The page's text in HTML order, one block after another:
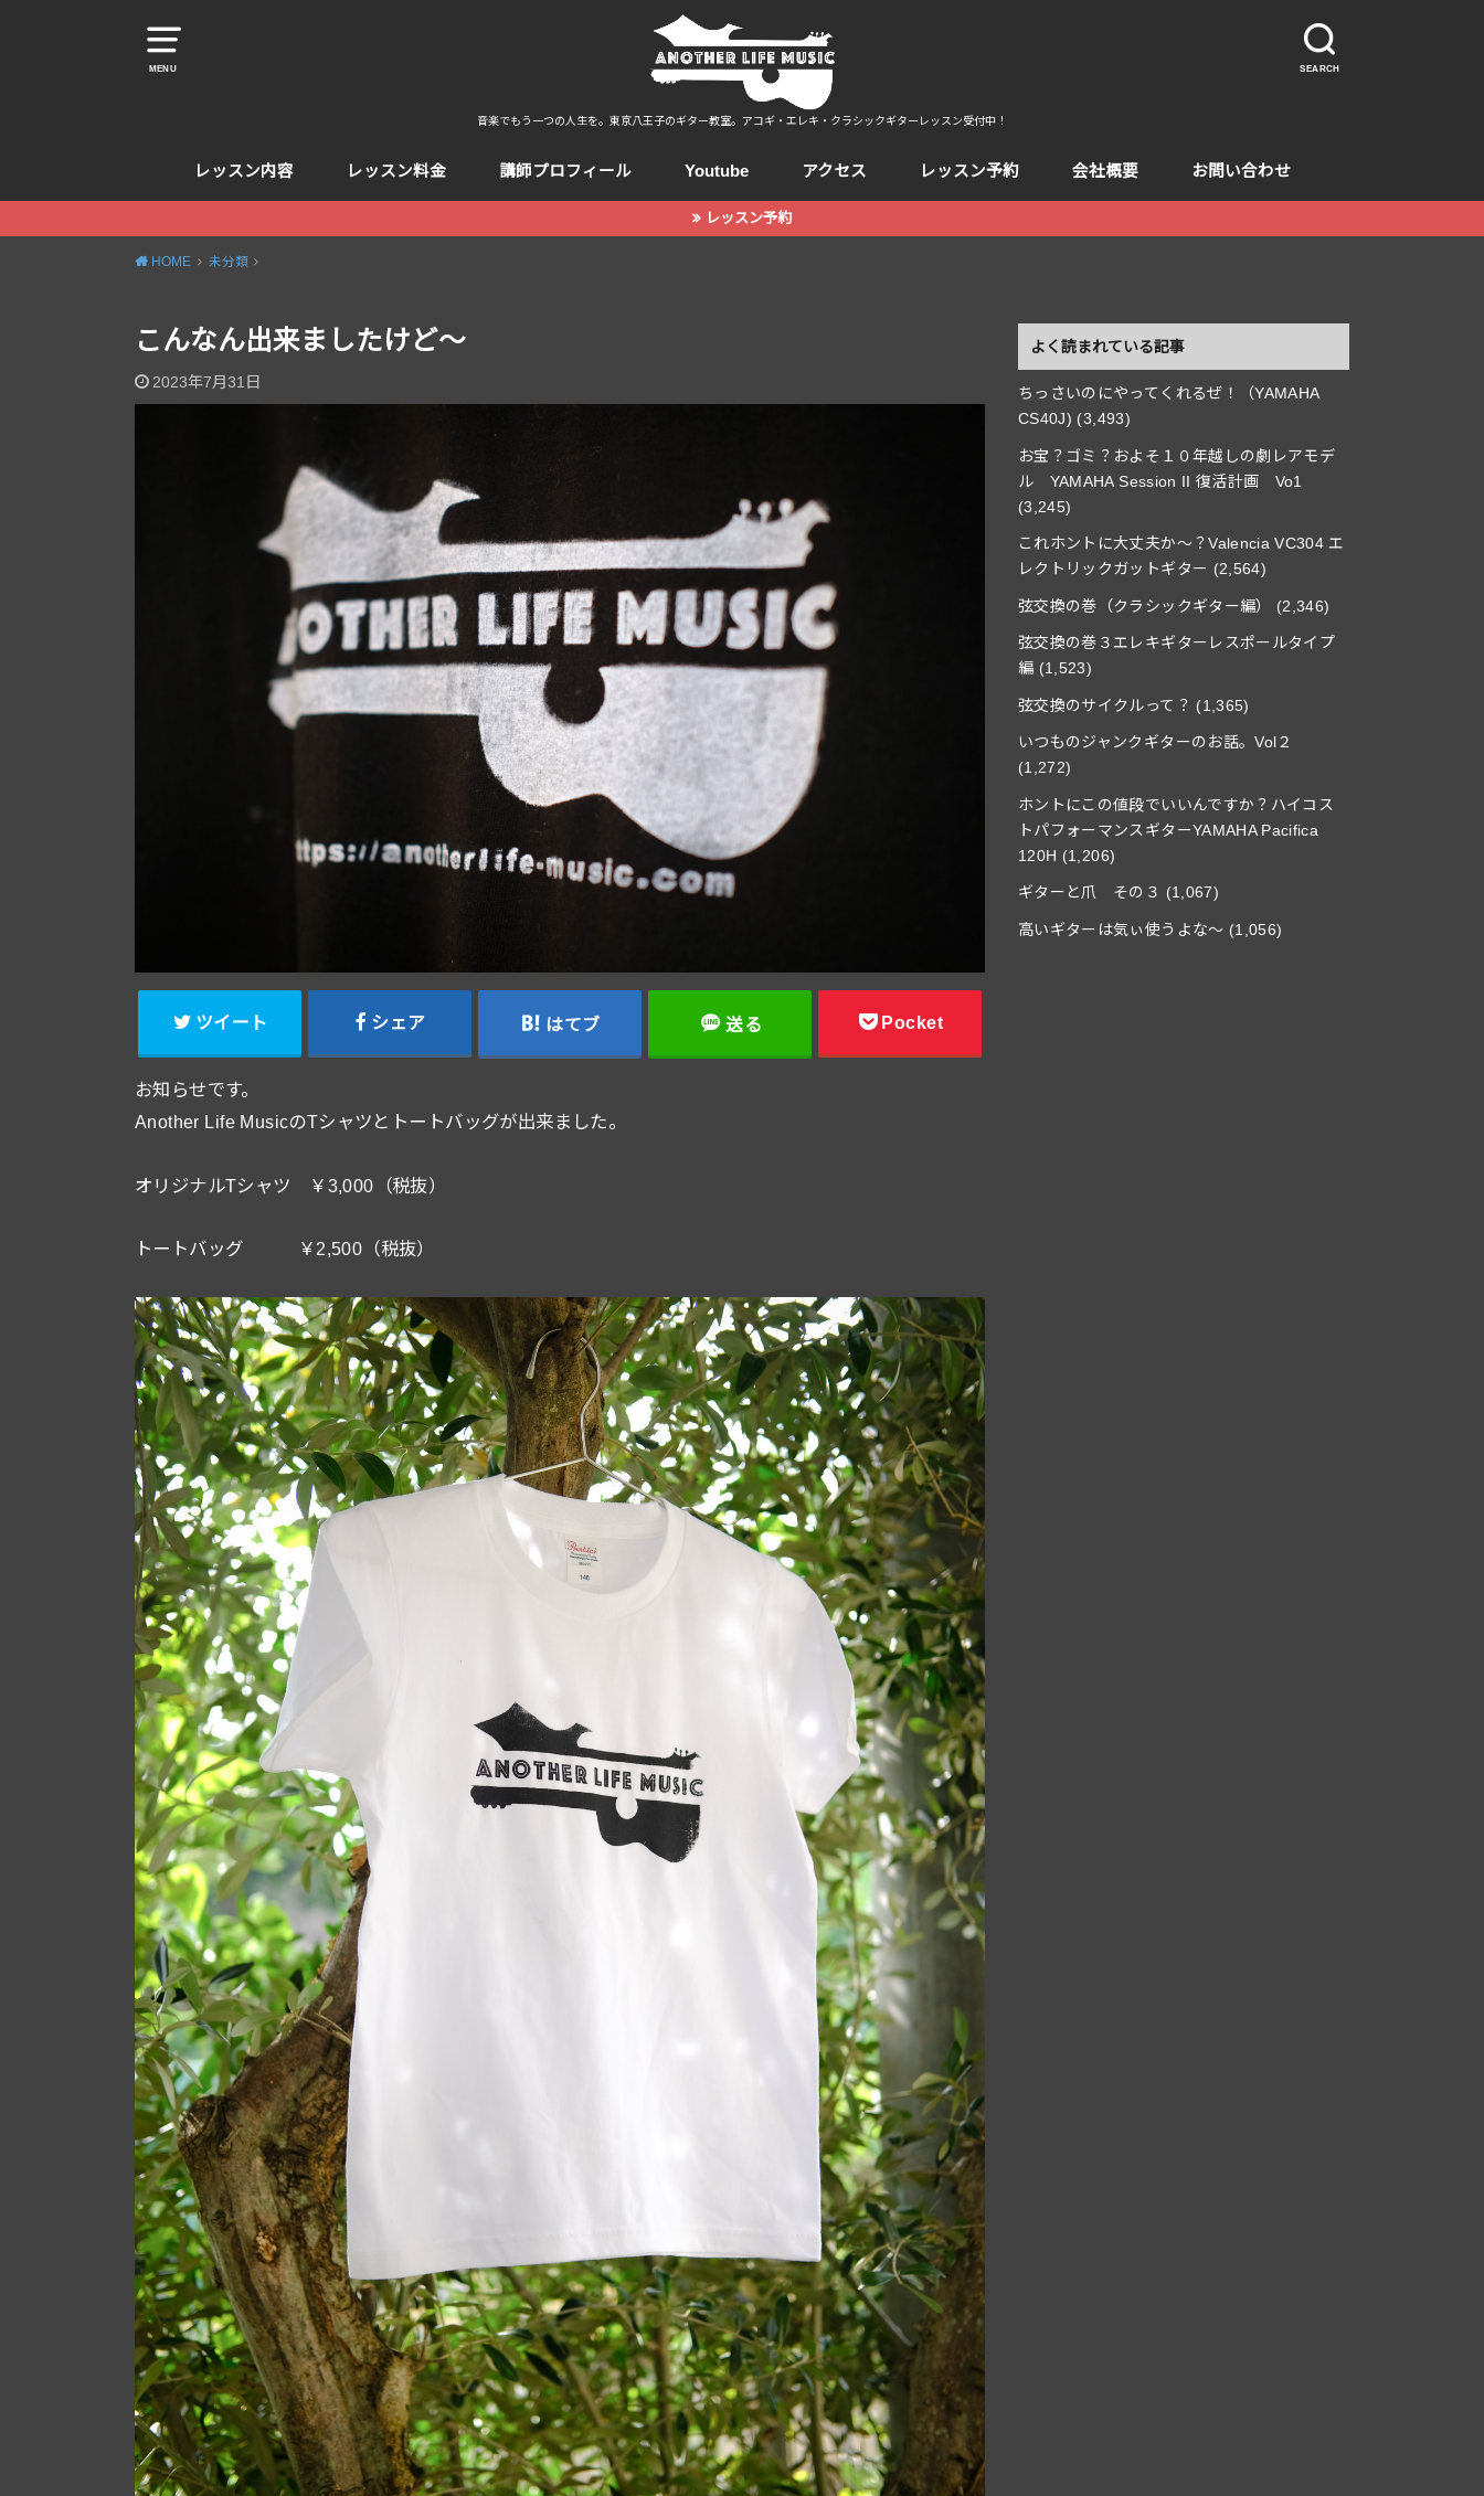
MENU SEARCH
音楽でもう一つの人生を。東京八王子のギター教室。アコギ・エレキ・クラシックギターレッスン受付中！
レッスン内容 レッスン料金 講師プロフィール Youtube アクセス レッスン予約 会社概要 お問い合わせ
レッスン予約
HOME 未分類
こんなん出来ましたけど〜
2023年7月31日
ツイート シェア はてブ 送る Pocket
お知らせです。
Another Life MusicのTシャツとトートバッグが出来ました。
オリジナルTシャツ ￥3,000（税抜）
トートバッグ ￥2,500（税抜）
よく読まれている記事
ちっさいのにやってくれるぜ！（YAMAHA
CS40J) (3,493)
お宝？ゴミ？およそ１０年越しの劇レアモデ
ル YAMAHA Session II 復活計画 Vo1
(3,245)
これホントに大丈夫か〜？Valencia VC304 エ
レクトリックガットギター (2,564)
弦交換の巻（クラシックギター編） (2,346)
弦交換の巻３エレキギターレスポールタイプ
編 (1,523)
弦交換のサイクルって？ (1,365)
いつものジャンクギターのお話。Vol２
(1,272)
ホントにこの値段でいいんですか？ハイコス
トパフォーマンスギターYAMAHA Pacifica
120H (1,206)
ギターと爪 その３ (1,067)
高いギターは気ぃ使うよな〜 (1,056)